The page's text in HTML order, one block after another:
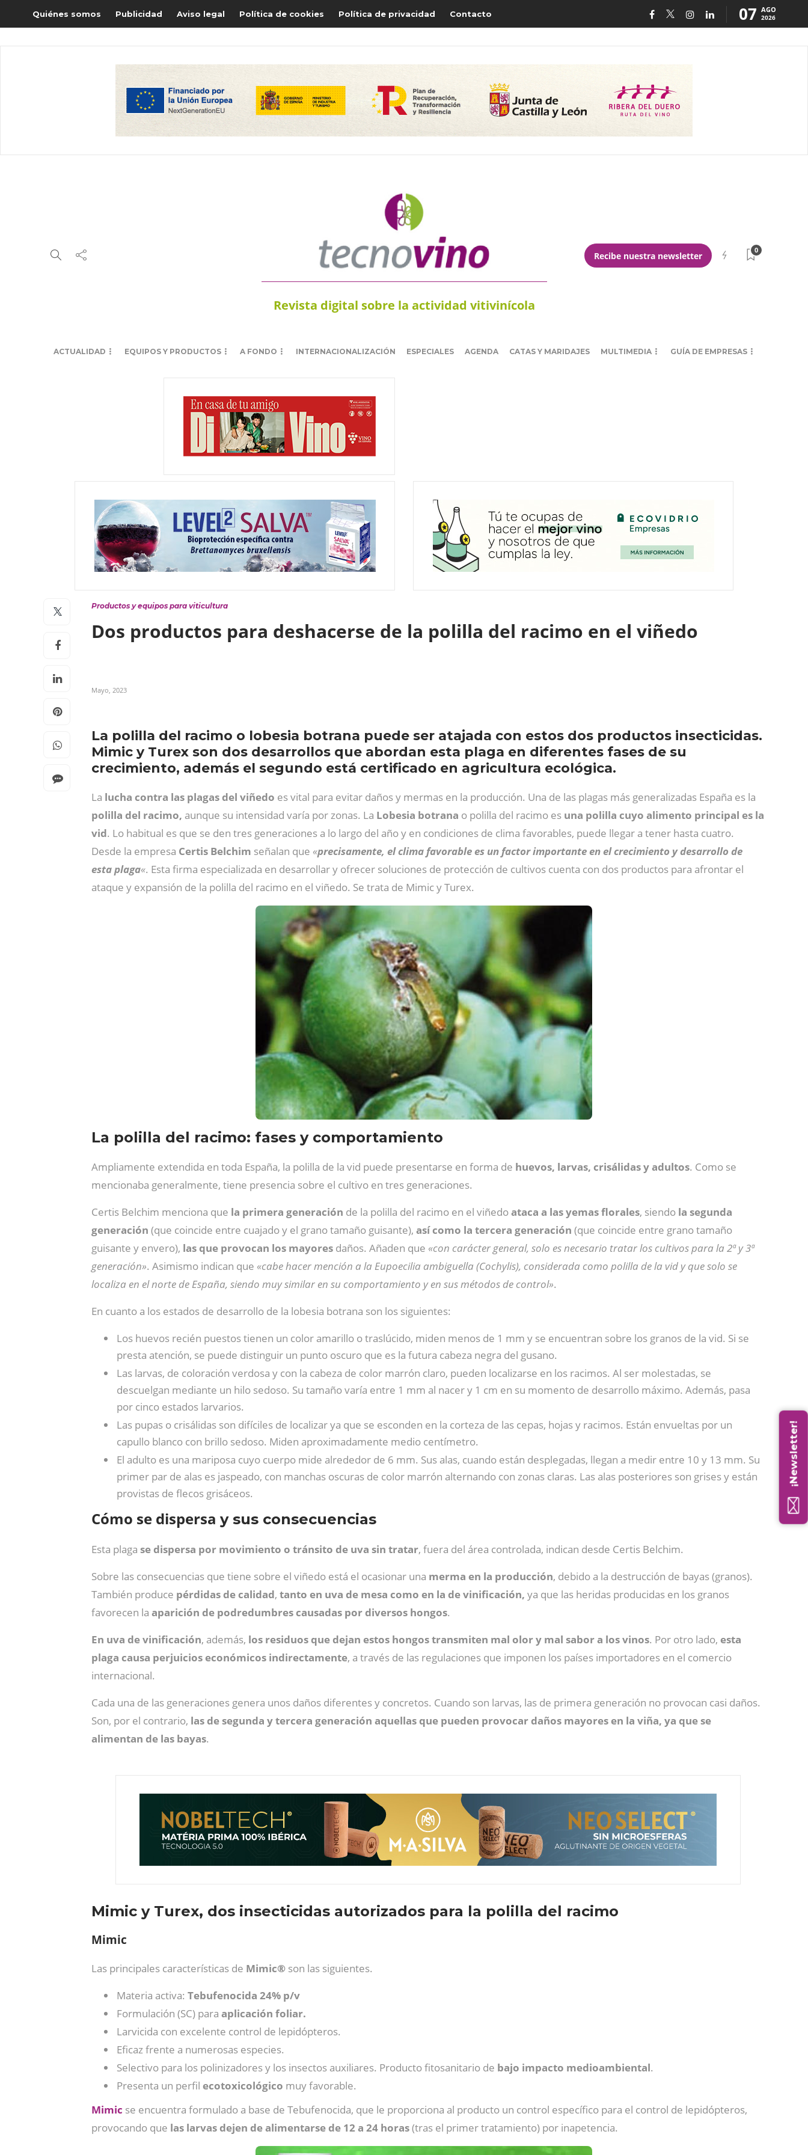
Quiénes somos Publicidad Aviso legal Política de cookies Política de privacidad Contacto 07 AGO
2026
Revista digital sobre la actividad vitivinícola
Recibe nuestra newsletter
0
ACTUALIDAD EQUIPOS Y PRODUCTOS A FONDO INTERNACIONALIZACIÓN ESPECIALES AGENDA CATAS Y MARIDAJES MULTIMEDIA GUÍA DE EMPRESAS
Productos y equipos para viticultura
Dos productos para deshacerse de la polilla del racimo en el viñedo
Mayo, 2023
La polilla del racimo o lobesia botrana puede ser atajada con estos dos productos insecticidas.
Mimic y Turex son dos desarrollos que abordan esta plaga en diferentes fases de su
crecimiento, además el segundo está certificado en agricultura ecológica.
La lucha contra las plagas del viñedo es vital para evitar daños y mermas en la producción. Una de las plagas más generalizadas España es la
polilla del racimo, aunque su intensidad varía por zonas. La Lobesia botrana o polilla del racimo es una polilla cuyo alimento principal es la
vid. Lo habitual es que se den tres generaciones a lo largo del año y en condiciones de clima favorables, puede llegar a tener hasta cuatro.
Desde la empresa Certis Belchim señalan que «precisamente, el clima favorable es un factor importante en el crecimiento y desarrollo de
esta plaga«. Esta firma especializada en desarrollar y ofrecer soluciones de protección de cultivos cuenta con dos productos para afrontar el
ataque y expansión de la polilla del racimo en el viñedo. Se trata de Mimic y Turex.
La polilla del racimo: fases y comportamiento
Ampliamente extendida en toda España, la polilla de la vid puede presentarse en forma de huevos, larvas, crisálidas y adultos. Como se
mencionaba generalmente, tiene presencia sobre el cultivo en tres generaciones.
Certis Belchim menciona que la primera generación de la polilla del racimo en el viñedoataca a las yemas florales, siendo la segunda
generación (que coincide entre cuajado y el grano tamaño guisante), así como la tercera generación (que coincide entre grano tamaño
guisante y envero), las que provocan los mayores daños. Añaden que «con carácter general, solo es necesario tratar los cultivos para la 2ª y 3ª
generación». Asimismo indican que «cabe hacer mención a la Eupoecilia ambiguella (Cochylis), considerada como polilla de la vid y que solo se
localiza en el norte de España, siendo muy similar en su comportamiento y en sus métodos de control».
En cuanto a los estados de desarrollo de la lobesia botrana son los siguientes:
Los huevos recién puestos tienen un color amarillo o traslúcido, miden menos de 1 mm y se encuentran sobre los granos de la vid. Si se
presta atención, se puede distinguir un punto oscuro que es la futura cabeza negra del gusano.
Las larvas, de coloración verdosa y con la cabeza de color marrón claro, pueden localizarse en los racimos. Al ser molestadas, se
descuelgan mediante un hilo sedoso. Su tamaño varía entre 1 mm al nacer y 1 cm en su momento de desarrollo máximo. Además, pasa
por cinco estados larvarios.
Las pupas o crisálidas son difíciles de localizar ya que se esconden en la corteza de las cepas, hojas y racimos. Están envueltas por un
capullo blanco con brillo sedoso. Miden aproximadamente medio centímetro.
El adulto es una mariposa cuyo cuerpo mide alrededor de 6 mm. Sus alas, cuando están desplegadas, llegan a medir entre 10 y 13 mm. Su
primer par de alas es jaspeado, con manchas oscuras de color marrón alternando con zonas claras. Las alas posteriores son grises y están
provistas de flecos grisáceos.
Cómo se dispersa y sus consecuencias
Esta plaga se dispersa por movimiento o tránsito de uva sin tratar, fuera del área controlada, indican desde Certis Belchim.
Sobre las consecuencias que tiene sobre el viñedo está el ocasionar una merma en la producción, debido a la destrucción de bayas (granos).
También produce pérdidas de calidad, tanto en uva de mesa como en la de vinificación, ya que las heridas producidas en los granos
favorecen la aparición de podredumbres causadas por diversos hongos.
En uva de vinificación, además, los residuos que dejan estos hongos transmiten mal olor y mal sabor a los vinos. Por otro lado, esta
plaga causa perjuicios económicos indirectamente, a través de las regulaciones que imponen los países importadores en el comercio
internacional.
Cada una de las generaciones genera unos daños diferentes y concretos. Cuando son larvas, las de primera generación no provocan casi daños.
Son, por el contrario, las de segunda y tercera generación aquellas que pueden provocar daños mayores en la viña, ya que se
alimentan de las bayas.
Mimic y Turex, dos insecticidas autorizados para la polilla del racimo
Mimic
Las principales características de Mimic® son las siguientes.
Materia activa: Tebufenocida 24% p/v
Formulación (SC) para aplicación foliar.
Larvicida con excelente control de lepidópteros.
Eficaz frente a numerosas especies.
Selectivo para los polinizadores y los insectos auxiliares. Producto fitosanitario de bajo impacto medioambiental.
Presenta un perfil ecotoxicológico muy favorable.
Mimic se encuentra formulado a base de Tebufenocida, que le proporciona al producto un control específico para el control de lepidópteros,
provocando que las larvas dejen de alimentarse de 12 a 24 horas(tras el primer tratamiento) por inapetencia.
¡Newsletter!